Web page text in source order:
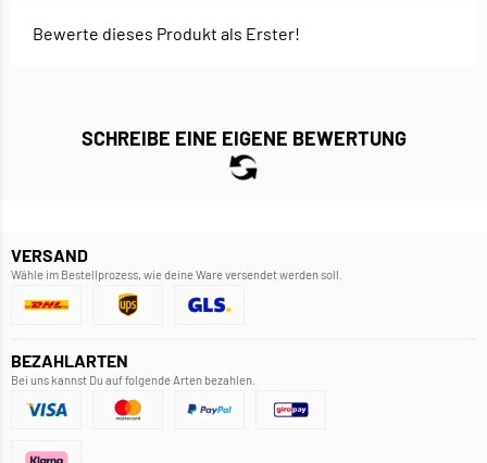
Bewerte dieses Produkt als Erster!
SCHREIBE EINE EIGENE BEWERTUNG
VERSAND
Wähle im Bestellprozess, wie deine Ware versendet werden soll.
BEZAHLARTEN
Bei uns kannst Du auf folgende Arten bezahlen.